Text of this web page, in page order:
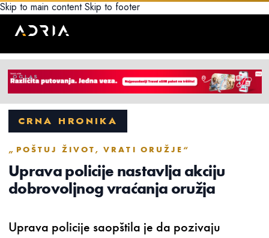
Skip to main content Skip to footer
CRNA HRONIKA
„POŠTUJ ŽIVOT, VRATI ORUŽJE“
Uprava policije nastavlja akciju
dobrovoljnog vraćanja oružja
Uprava policije saopštila je da pozivaju